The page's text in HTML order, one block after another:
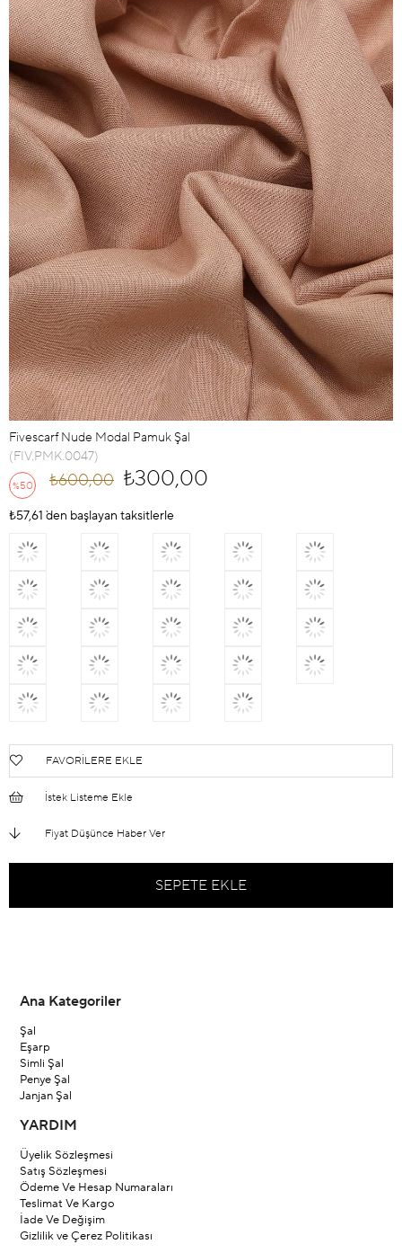
Fivescarf Nude Modal Pamuk Şal
(FIV.PMK.0047)
%50
İndirim
₺600,00 ₺300,00
₺57,61 `den başlayan taksitlerle
FAVORILERE EKLE
İstek Listeme Ekle
Fiyat Düşünce Haber Ver
Ana Kategoriler
Şal
Eşarp
Simli Şal
Penye Şal
Janjan Şal
YARDIM
Üyelik Sözleşmesi
Satış Sözleşmesi
Ödeme Ve Hesap Numaraları
Teslimat Ve Kargo
İade Ve Değişim
Gizlilik ve Çerez Politikası